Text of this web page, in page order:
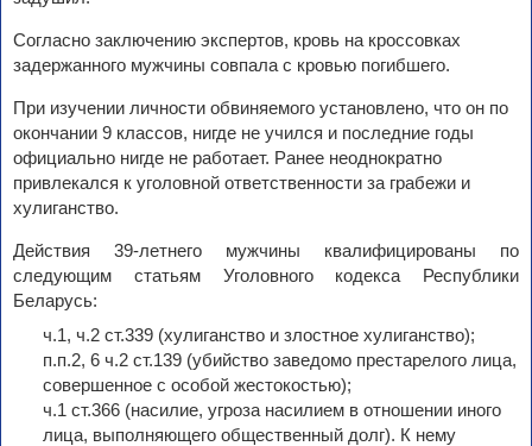
Согласно заключению экспертов, кровь на кроссовках
задержанного мужчины совпала с кровью погибшего.
При изучении личности обвиняемого установлено, что он по
окончании 9 классов, нигде не учился и последние годы
официально нигде не работает. Ранее неоднократно
привлекался к уголовной ответственности за грабежи и
хулиганство.
Действия 39-летнего мужчины квалифицированы по
следующим статьям Уголовного кодекса Республики
Беларусь:
ч.1, ч.2 ст.339 (хулиганство и злостное хулиганство);
п.п.2, 6 ч.2 ст.139 (убийство заведомо престарелого лица,
совершенное с особой жестокостью);
ч.1 ст.366 (насилие, угроза насилием в отношении иного
лица, выполняющего общественный долг). К нему